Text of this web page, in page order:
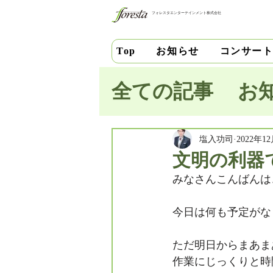
フォレスタエンターテインメント株式会社
Top お知らせ コンサート
全ての記事 お
池田史花 三
中安千晶 財
竹内直紀 山
文明の利器
塩入功司 2022年12
みなさんこんばんは
今日は何も予定が
ただ明日からまあ
作業にじっくりと時